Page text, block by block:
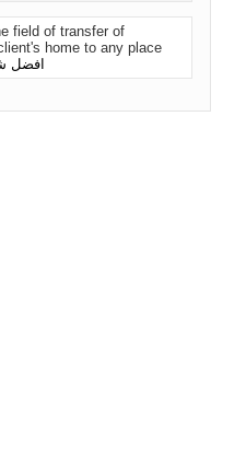
field of transfer of
home to any place
افضل